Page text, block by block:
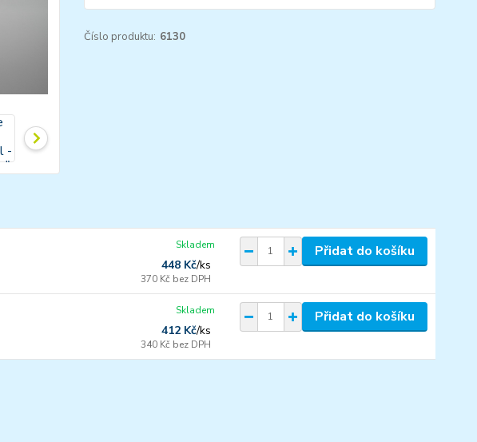
Číslo produktu: 6130
448 Kč/ks
370 Kč bez DPH
Skladem Přidat do košíku
412 Kč/ks
340 Kč bez DPH
Skladem Přidat do košíku